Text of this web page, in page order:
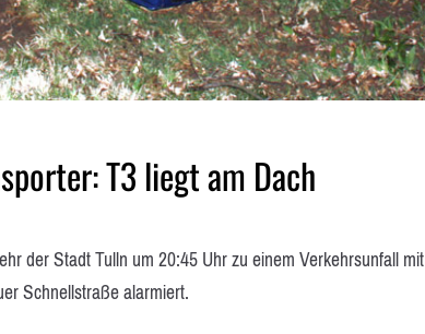
T3 liegt am Dach
der Stadt Tulln um 20:45 Uhr zu einem Verkehrsunfall mit
Schnellstraße alarmiert.